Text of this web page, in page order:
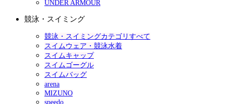
UNDER ARMOUR
競泳・スイミング
競泳・スイミングカテゴリすべて
スイムウェア・競泳水着
スイムキャップ
スイムゴーグル
スイムバッグ
arena
MIZUNO
speedo